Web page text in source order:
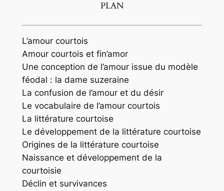
PLAN
L’amour courtois
Amour courtois et fin’amor
Une conception de l’amour issue du modèle
féodal : la dame suzeraine
La confusion de l’amour et du désir
Le vocabulaire de l’amour courtois
La littérature courtoise
Le développement de la littérature courtoise
Origines de la littérature courtoise
Naissance et développement de la
courtoisie
Déclin et survivances